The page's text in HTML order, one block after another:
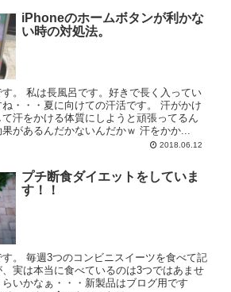
iPhoneのホームボタンが利かな
い時の対処法。
。 私は長風呂です。好きで長く入ってい
・・・夏に向けての汗活です。 汗がかけ
汗をかける体質にしようと頑張ってるん
があるんだかないんだかｗ 汗をかか...
2018.06.12
プチ断食ダイエットをしていま
す！！
。 毎週3つのコンビニスイーツを食べて記
実は本当に食べているのは3つではあませ
いかなぁ・・・新製品はブログ用です